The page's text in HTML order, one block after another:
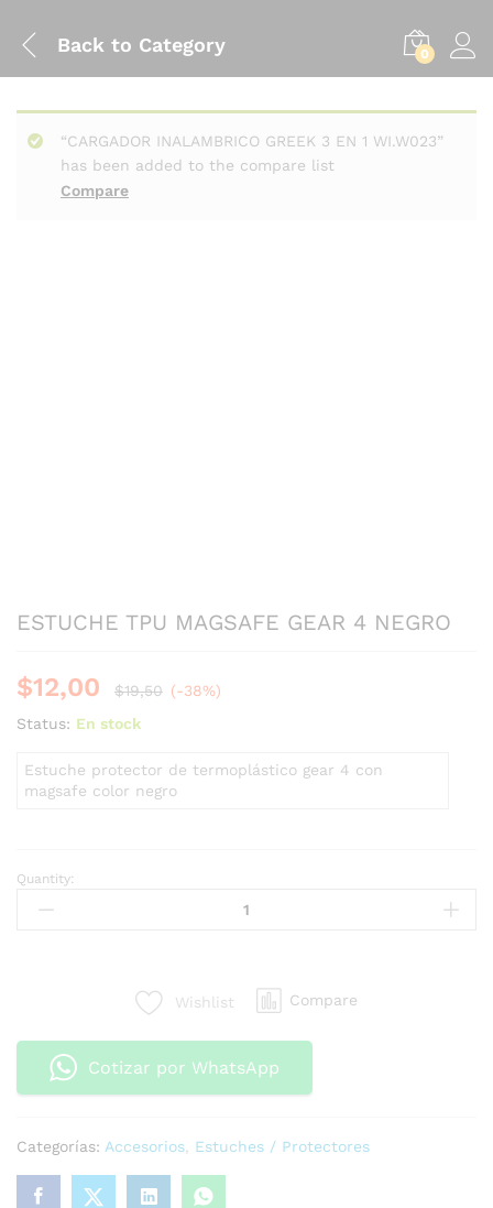
Back to Category 0
Compare
“CARGADOR INALAMBRICO GREEK 3 EN 1 WI.W023”
has been added to the compare list
ESTUCHE TPU MAGSAFE GEAR 4 NEGRO
$12,00 $19,50 (-38%)
Status: En stock
Estuche protector de termoplástico gear 4 con
magsafe color negro
Quantity:
Wishlist Compare
Cotizar por WhatsApp
Categorías: Accesorios Estuches / Protectores